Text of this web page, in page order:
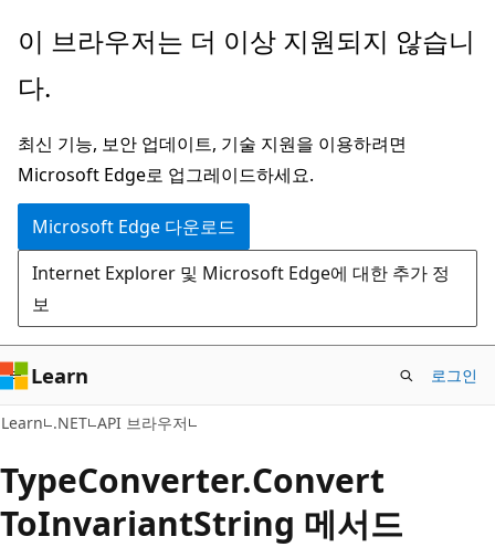
주
콘
츠
로
건
너
뛰
기
페
지
탐
색
으
로
건
너
뛰
기
이 브라우저는 더 이상 지원되지 않습니
다.
최신 기능, 보안 업데이트, 기술 지원을 이용하려면
Microsoft Edge로 업그레이드하세요.
Microsoft Edge 다운로드
Internet Explorer 및 Microsoft Edge에 대한 추가 정
보
Learn 로그인
Learn .NET API 브라우저
TypeConverter.Convert
ToInvariantString 메서드